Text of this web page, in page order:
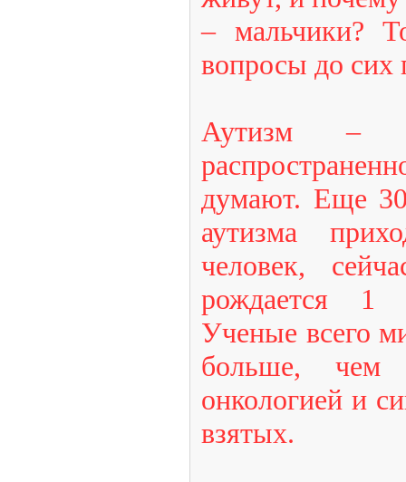
– мальчики?
вопросы до сих
Аутизм –
думают. Еще
аутизма
человек,
рождается 1
Ученые всего
больше, чем
онкологией и
взятых.